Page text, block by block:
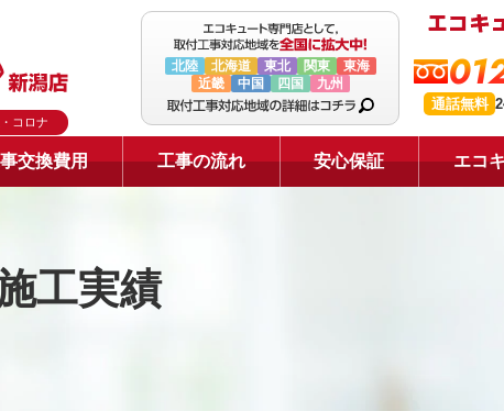
コロナ
北陸 北海道 東北 関東
東海
近畿
中国 四国 九州
通話無料
交換費用 工事の流れ 安心保証 エコ
工実績